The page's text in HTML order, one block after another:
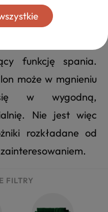
funkcjonalność
zastosowane.
funkcję spania.
może w mgnieniu
w wygodną,
Nie jest więc
rozkładane od
FILTRY